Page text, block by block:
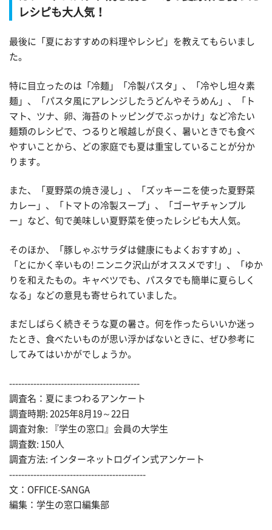
レシピも大人気！
最後に「夏におすすめの料理やレシピ」を教えてもらいまし
た。
特に目立ったのは「冷麺」「冷製パスタ」、「冷やし坦々素
麺」、「パスタ風にアレンジしたうどんやそうめん」、「ト
マト、ツナ、卵、海苔のトッピングでぶっかけ」など冷たい
麺類のレシピで、つるりと喉越しが良く、暑いときでも食べ
やすいことから、どの家庭でも夏は重宝していることが分か
ります。
また、「夏野菜の焼き浸し」、「ズッキーニを使った夏野菜
カレー」、「トマトの冷製スープ」、「ゴーヤチャンプル
ー」など、旬で美味しい夏野菜を使ったレシピも大人気。
そのほか、「豚しゃぶサラダは健康にもよくおすすめ」、
「とにかく辛いもの! ニンニク沢山がオススメです!」、「ゆか
りを和えたもの。キャベツでも、パスタでも簡単に夏らしく
なる」などの意見も寄せられていました。
まだしばらく続きそうな夏の暑さ。何を作ったらいいか迷っ
たとき、食べたいものが思い浮かばないときに、ぜひ参考に
してみてはいかがでしょうか。
-------------------------------------------
調査名：夏にまつわるアンケート
調査時期: 2025年8月19～22日
調査対象: 『学生の窓口』会員の大学生
調査数: 150人
調査方法: インターネットログイン式アンケート
---------------------------------------------
文：OFFICE-SANGA
編集：学生の窓口編集部